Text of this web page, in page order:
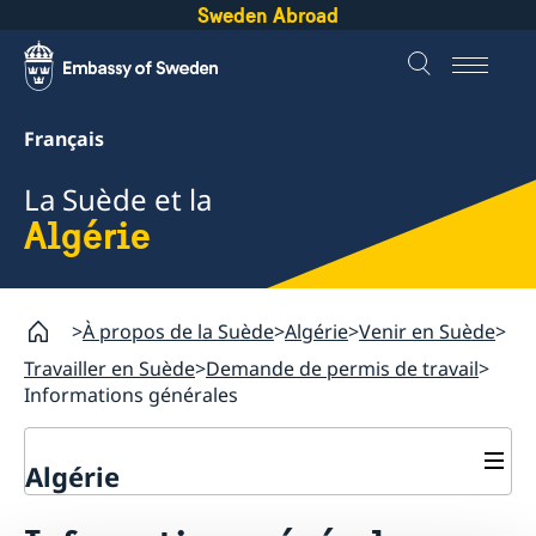
Sweden Abroad
Français
La Suède et la
Algérie
À propos de la Suède Algérie Venir en Suède
Travailler en Suède Demande de permis de travail
Informations générales
Algérie